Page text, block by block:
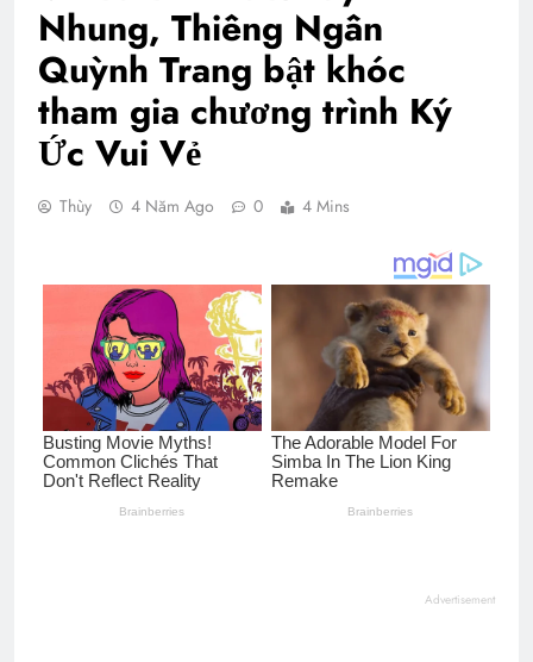
Nhung, Thiêng Ngân
Quỳnh Trang bật khóc
tham gia chương trình Ký
Ức Vui Vẻ
Thùy 4 Năm Ago 0 4 Mins
Advertisement